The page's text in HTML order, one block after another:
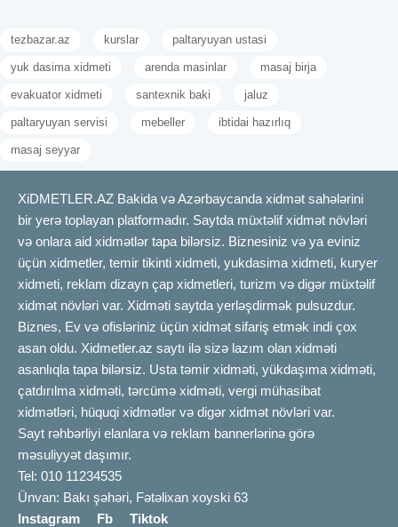
tezbazar.az kurslar paltaryuyan ustasi
yuk dasima xidmeti arenda masinlar masaj birja
evakuator xidmeti santexnik baki jaluz
paltaryuyan servisi mebeller ibtidai hazırlıq
masaj seyyar
XiDMETLER.AZ Bakida və Azərbaycanda xidmət sahələrini
bir yerə toplayan platformadır. Saytda müxtəlif xidmət növləri
və onlara aid xidmətlər tapa bilərsiz. Biznesiniz və ya eviniz
üçün xidmetler, temir tikinti xidmeti, yukdasima xidmeti, kuryer
xidmeti, reklam dizayn çap xidmetleri, turizm və digər müxtəlif
xidmət növləri var. Xidməti saytda yerləşdirmək pulsuzdur.
Biznes, Ev və ofisləriniz üçün xidmət sifariş etmək indi çox
asan oldu. Xidmetler.az saytı ilə sizə lazım olan xidməti
asanlıqla tapa bilərsiz. Usta təmir xidməti, yükdaşıma xidməti,
çatdırılma xidməti, tərcümə xidməti, vergi mühasibat
xidmətləri, hüquqi xidmətlər və digər xidmət növləri var.
Sayt rəhbərliyi elanlara və reklam bannerlərinə görə
məsuliyyət daşımır.
Tel: 010 11234535
Ünvan: Bakı şəhəri, Fətəlixan xoyski 63
Instagram
Fb Tiktok